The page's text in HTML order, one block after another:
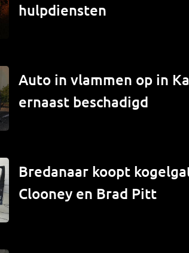
hulpdiensten
Auto in vlammen op in
ernaast beschadigd
Bredanaar koopt
Clooney en Brad Pitt